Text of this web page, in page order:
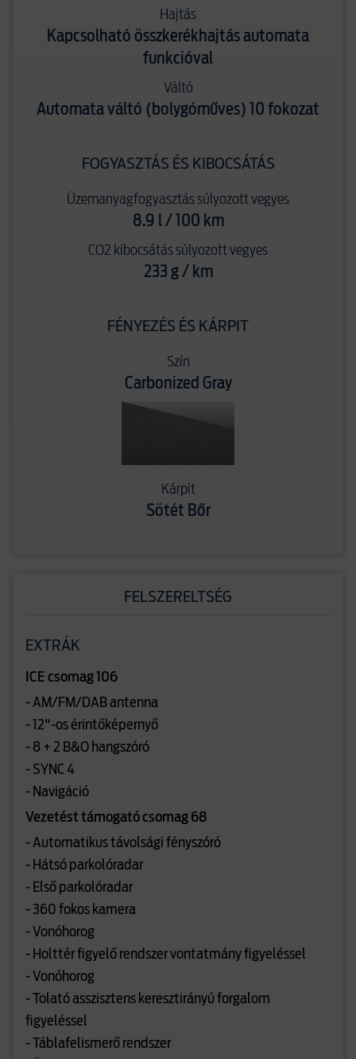
Hajtás
Kapcsolható összkerékhajtás automata
funkcióval
Váltó
Automata váltó (bolygóműves) 10 fokozat
FOGYASZTÁS ÉS KIBOCSÁTÁS
Üzemanyagfogyasztás súlyozott vegyes
8.9 l / 100 km
CO2 kibocsátás súlyozott vegyes
233 g / km
FÉNYEZÉS ÉS KÁRPIT
Szín
Carbonized Gray
Kárpit
Sötét Bőr
FELSZERELTSÉG
EXTRÁK
ICE csomag 106
- AM/FM/DAB antenna
- 12"-os érintőképernyő
- 8 + 2 B&O hangszóró
- SYNC 4
- Navigáció
Vezetést támogató csomag 68
- Automatikus távolsági fényszóró
- Hátsó parkolóradar
- Első parkolóradar
- 360 fokos kamera
- Vonóhorog
- Holttér figyelő rendszer vontatmány figyeléssel
- Vonóhorog
- Tolató asszisztens keresztirányú forgalom
figyeléssel
- Táblafelismerő rendszer